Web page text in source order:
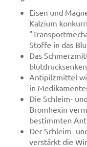
Eisen und
Kalzium
Stoffe in das
Das
Antipilzmittel
in
Die Schleim-
Bromhexin
bestimmten
Der Schleim-
verstärkt die